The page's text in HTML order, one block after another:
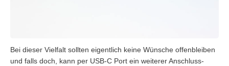
Bei dieser Vielfalt sollten eigentlich keine Wünsche offenbleiben
und falls doch, kann per USB-C Port ein weiterer Anschluss-